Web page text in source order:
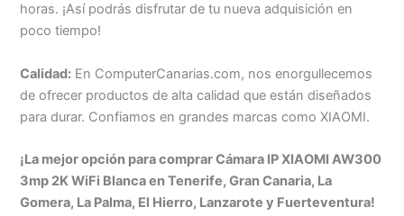
horas. ¡Así podrás disfrutar de tu nueva adquisición en
poco tiempo!
Calidad: En ComputerCanarias.com, nos enorgullecemos
de ofrecer productos de alta calidad que están diseñados
para durar. Confiamos en grandes marcas como XIAOMI.
¡La mejor opción para comprar Cámara IP XIAOMI AW300
3mp 2K WiFi Blanca en Tenerife, Gran Canaria, La
Gomera, La Palma, El Hierro, Lanzarote y Fuerteventura!